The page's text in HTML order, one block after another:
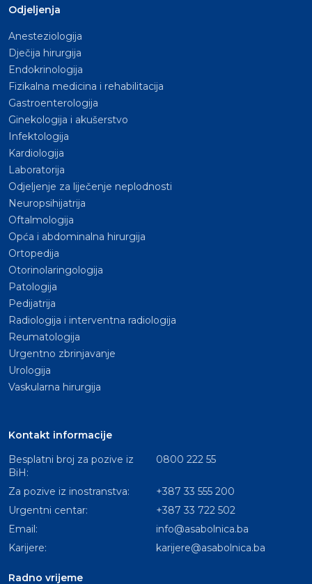
Odjeljenja
Anesteziologija
Dječija hirurgija
Endokrinologija
Fizikalna medicina i rehabilitacija
Gastroenterologija
Ginekologija i akušerstvo
Infektologija
Kardiologija
Laboratorija
Odjeljenje za liječenje neplodnosti
Neuropsihijatrija
Oftalmologija
Opća i abdominalna hirurgija
Ortopedija
Otorinolaringologija
Patologija
Pedijatrija
Radiologija i interventna radiologija
Reumatologija
Urgentno zbrinjavanje
Urologija
Vaskularna hirurgija
Kontakt informacije
Besplatni broj za pozive iz
BiH:
0800 222 55
Za pozive iz inostranstva:
+387 33 555 200
Urgentni centar:
+387 33 722 502
Email:
info@asabolnica.ba
Karijere:
karijere@asabolnica.ba
Radno vrijeme